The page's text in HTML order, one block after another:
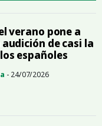
verano pone a
de casi la
españoles
- 24/07/2026